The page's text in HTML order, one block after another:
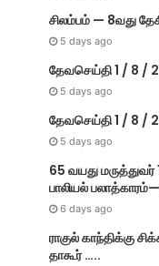
சிலம்பம் — 8வது
5 days ago
தேவசெய்தி 1 / 8 /
5 days ago
தேவசெய்தி 1 / 8 /
5 days ago
65 வயது
பாலியல்
6 days ago
ராகுல் காந்திக்கு
தாகூர் …..